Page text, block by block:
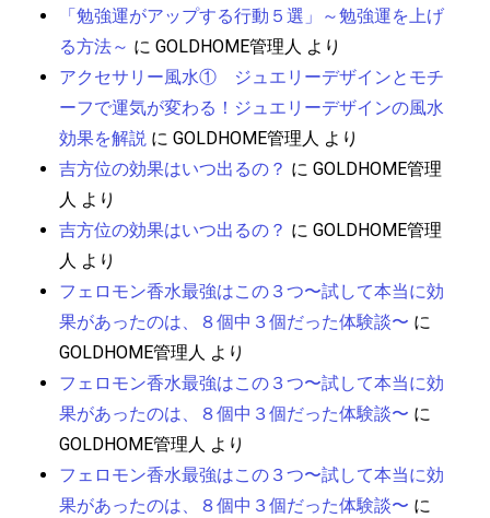
「勉強運がアップする行動５選」～勉強運を上げ
る方法～ にGOLDHOME管理人 より
アクセサリー風水① ジュエリーデザインとモチ
ーフで運気が変わる！ジュエリーデザインの風水
効果を解説 にGOLDHOME管理人 より
吉方位の効果はいつ出るの？ にGOLDHOME管理
人 より
吉方位の効果はいつ出るの？ にGOLDHOME管理
人 より
フェロモン香水最強はこの３つ〜試して本当に効
果があったのは、８個中３個だった体験談〜 に
GOLDHOME管理人 より
フェロモン香水最強はこの３つ〜試して本当に効
果があったのは、８個中３個だった体験談〜 に
GOLDHOME管理人 より
フェロモン香水最強はこの３つ〜試して本当に効
果があったのは、８個中３個だった体験談〜 に